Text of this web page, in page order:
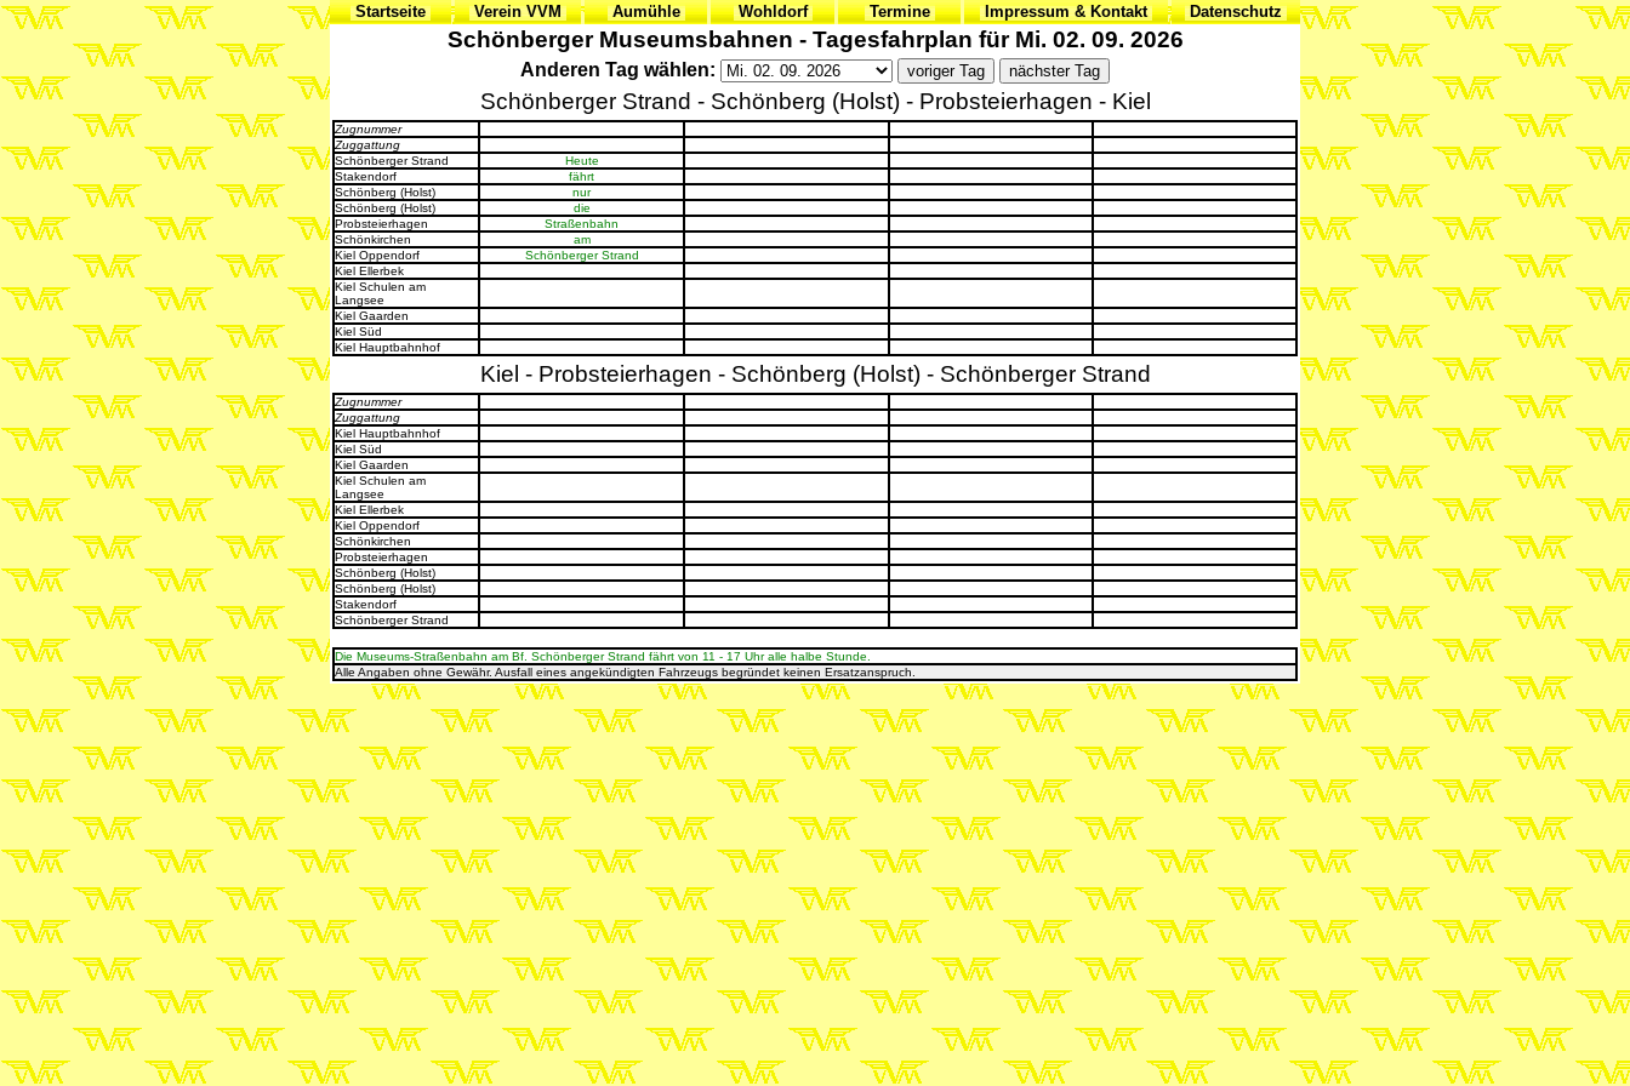
Startseite Verein VVM Aumühle Wohldorf Termine Impressum & Kontakt Datenschutz
Schönberger Museumsbahnen - Tagesfahrplan für Mi. 02. 09. 2026
Anderen Tag wählen:
Schönberger Strand - Schönberg (Holst) - Probsteierhagen - Kiel
Zugnummer
Zuggattung
Schönberger Strand
Heute
Stakendorf
fährt
Schönberg (Holst)
nur
Schönberg (Holst)
die
Probsteierhagen
Straßenbahn
Schönkirchen
am
Kiel Oppendorf
Schönberger Strand
Kiel Ellerbek
Kiel Schulen am
Langsee
Kiel Gaarden
Kiel Süd
Kiel Hauptbahnhof
Kiel - Probsteierhagen - Schönberg (Holst) - Schönberger Strand
Zugnummer
Zuggattung
Kiel Hauptbahnhof
Kiel Süd
Kiel Gaarden
Kiel Schulen am
Langsee
Kiel Ellerbek
Kiel Oppendorf
Schönkirchen
Probsteierhagen
Schönberg (Holst)
Schönberg (Holst)
Stakendorf
Schönberger Strand
Die Museums-Straßenbahn am Bf. Schönberger Strand fährt von 11 - 17 Uhr alle halbe Stunde.
Alle Angaben ohne Gewähr. Ausfall eines angekündigten Fahrzeugs begründet keinen Ersatzanspruch.